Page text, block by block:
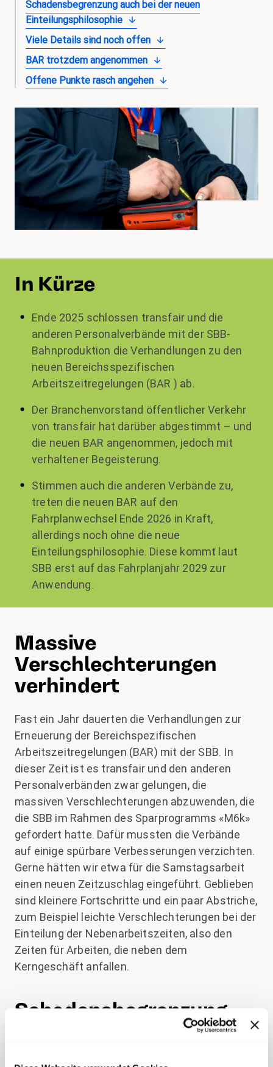
Schadensbegrenzung auch bei der neuen
Einteilungsphilosophie
Viele Details sind noch offen
BAR trotzdem angenommen
Offene Punkte rasch angehen
In Kürze
Ende 2025 schlossen transfair und die
anderen Personalverbände mit der SBB-
Bahnproduktion die Verhandlungen zu den
neuen Bereichsspezifischen
Arbeitszeitregelungen (BAR ) ab.
Der Branchenvorstand öffentlicher Verkehr
von transfair hat darüber abgestimmt – und
die neuen BAR angenommen, jedoch mit
verhaltener Begeisterung.
Stimmen auch die anderen Verbände zu,
treten die neuen BAR auf den
Fahrplanwechsel Ende 2026 in Kraft,
allerdings noch ohne die neue
Einteilungsphilosophie. Diese kommt laut
SBB erst auf das Fahrplanjahr 2029 zur
Anwendung.
Massive
Verschlechterungen
verhindert
Fast ein Jahr dauerten die Verhandlungen zur
Erneuerung der Bereichspezifischen
Arbeitszeitregelungen (BAR) mit der SBB. In
dieser Zeit ist es transfair und den anderen
Personalverbänden zwar gelungen, die
massiven Verschlechterungen abzuwenden, die
die SBB im Rahmen des Sparprogramms «M6k»
gefordert hatte. Dafür mussten die Verbände
auf einige spürbare Verbesserungen verzichten.
Gerne hätten wir etwa für die Samstagsarbeit
einen neuen Zeitzuschlag eingeführt. Geblieben
sind kleinere Fortschritte und ein paar Abstriche,
zum Beispiel leichte Verschlechterungen bei der
Einteilung der Nebenarbeitszeiten, also den
Zeiten für Arbeiten, die neben dem
Kerngeschäft anfallen.
Schadensbegrenzung
auch bei der neuen